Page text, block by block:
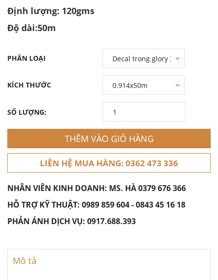
Định lượng: 120gms
Độ dài:50m
PHÂN LOẠI
KÍCH THƯỚC
SỐ LƯỢNG:
THÊM VÀO GIỎ HÀNG
LIÊN HỆ MUA HÀNG: 0362 473 336
NHÂN VIÊN KINH DOANH: MS. HÀ0379 676 366
HỖ TRỢ KỸ THUẬT: 0989 859 604-0843 45 16 18
PHẢN ÁNH DỊCH VỤ: 0917.688.393
Mô tả